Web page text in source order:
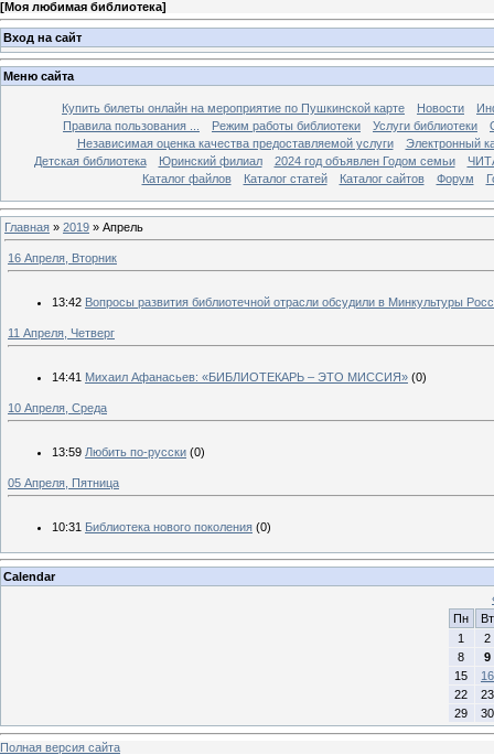
[Моя любимая библиотека]
Вход на сайт
Меню сайта
Купить билеты онлайн на мероприятие по Пушкинской карте Новости
Правила пользования ...
Режим работы библиотеки Услуги библиотеки
Независимая оценка качества предоставляемой услуги
Электронный
Детская библиотека
Юринский филиал 2024 год объявлен Годом семьи
Каталог файлов
Каталог статей Каталог сайтов Форум
Главная » 2019 » Апрель
16 Апреля, Вторник
13:42 Вопросы развития библиотечной отрасли обсудили в Минкультуры
11 Апреля, Четверг
14:41 Михаил Афанасьев: «БИБЛИОТЕКАРЬ – ЭТО МИССИЯ» (0)
10 Апреля, Среда
13:59 Любить по-русски (0)
05 Апреля, Пятница
10:31 Библиотека нового поколения (0)
Calendar
Пн
Вт
1
2
8
9
15
16
22
23
29
30
Полная версия сайта